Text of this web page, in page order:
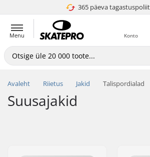
365 päeva4.8 paljaks 5
Menu Konto
Avaleht Riietus Jakid Talispordialad
Suusajakid